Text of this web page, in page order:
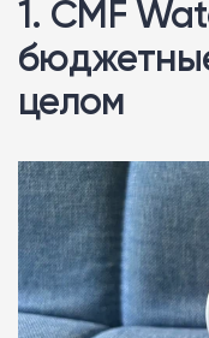
1. CMF
целом